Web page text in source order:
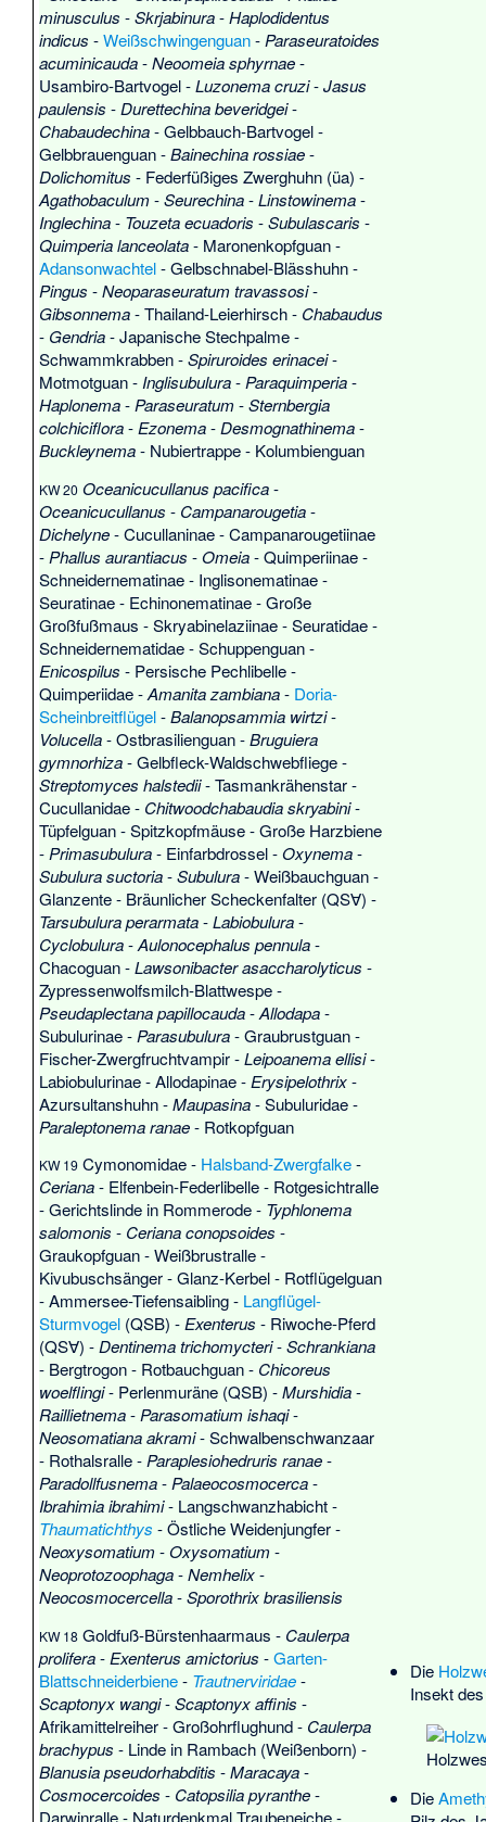
minusculus -Skrjabinura-Haplodidentus
indicus -Weißschwingenguan- Paraseuratoides
acuminicauda-Neoomeia sphyrnae-
Usambiro-Bartvogel-Luzonema cruzi-Jasus
paulensis -Durettechina beveridgei-
Chabaudechina-Gelbbauch-Bartvogel-
Gelbbrauenguan-Bainechina rossiae-
Dolichomitus - Federfüßiges Zwerghuhn (üa) -
Agathobaculum -Seurechina-Linstowinema-
Inglechina- Touzeta ecuadoris -Subulascaris -
Quimperia lanceolata- Maronenkopfguan-
Adansonwachtel-Gelbschnabel-Blässhuhn-
Pingus -Neoparaseuratum travassosi-
Gibsonnema-Thailand-Leierhirsch- Chabaudus
- Gendria-Japanische Stechpalme-
Schwammkrabben-Spiruroides erinacei-
Motmotguan- Inglisubulura- Paraquimperia-
Haplonema- Paraseuratum -Sternbergia
colchiciflora- Ezonema-Desmognathinema-
Buckleynema- Nubiertrappe- Kolumbienguan
KW 20 Oceanicucullanus pacifica-
Oceanicucullanus - Campanarougetia-
Dichelyne-Cucullaninae-Campanarougetiinae
- Phallus aurantiacus -Omeia-Quimperiinae-
Schneidernematinae- Inglisonematinae-
Seuratinae- Echinonematinae-Große
Großfußmaus -Skryabinelaziinae-Seuratidae-
Schneidernematidae-Schuppenguan-
Enicospilus - Persische Pechlibelle-
Quimperiidae-Amanita zambiana- Doria-
Scheinbreitflügel-Balanopsammia wirtzi-
Volucella-Ostbrasilienguan-Bruguiera
gymnorhiza-Gelbfleck-Waldschwebfliege-
Streptomyces halstedii-Tasmankrähenstar-
Cucullanidae- Chitwoodchabaudia skryabini-
Tüpfelguan-Spitzkopfmäuse-Große Harzbiene
- Primasubulura- Einfarbdrossel-Oxynema-
Subulura suctoria-Subulura-Weißbauchguan-
Glanzente- Bräunlicher Scheckenfalter (QS∀) -
Tarsubulura perarmata-Labiobulura-
Cyclobulura-Aulonocephalus pennula-
Chacoguan-Lawsonibacter asaccharolyticus -
Zypressenwolfsmilch-Blattwespe-
Pseudaplectana papillocauda-Allodapa-
Subulurinae- Parasubulura-Graubrustguan-
Fischer-Zwergfruchtvampir-Leipoanema ellisi-
Labiobulurinae-Allodapinae- Erysipelothrix-
Azursultanshuhn-Maupasina-Subuluridae-
Paraleptonema ranae- Rotkopfguan
KW 19 Cymonomidae- Halsband-Zwergfalke-
Ceriana- Elfenbein-Federlibelle- Rotgesichtralle
-Gerichtslinde in Rommerode- Typhlonema
salomonis - Ceriana conopsoides -
Graukopfguan-Weißbrustralle-
Kivubuschsänger-Glanz-Kerbel- Rotflügelguan
-Ammersee-Tiefensaibling- Langflügel-
Sturmvogel (QSB) -Exenterus - Riwoche-Pferd
(QS∀) -Dentinema trichomycteri-Schrankiana
- Bergtrogon- Rotbauchguan- Chicoreus
woelflingi- Perlenmuräne (QSB) -Murshidia-
Raillietnema-Parasomatium ishaqi-
Neosomatiana akrami-Schwalbenschwanzaar
- Rothalsralle-Paraplesiohedruris ranae-
Paradollfusnema-Palaeocosmocerca-
Ibrahimia ibrahimi- Langschwanzhabicht-
Thaumatichthys -Östliche Weidenjungfer-
Neoxysomatium -Oxysomatium -
Neoprotozoophaga-Nemhelix-
Neocosmocercella-Sporothrix brasiliensis
KW 18 Goldfuß-Bürstenhaarmaus - Caulerpa
prolifera- Exenterus amictorius -Garten-
Blattschneiderbiene- Trautnerviridae-
Scaptonyx wangi-Scaptonyx affinis -
Afrikamittelreiher-Großohrflughund- Caulerpa
brachypus - Linde in Rambach (Weißenborn) -
Blanusia pseudorhabditis -Maracaya-
Cosmocercoides - Catopsilia pyranthe-
Darwinralle- Naturdenkmal Traubeneiche-
Die
Insekt
Die